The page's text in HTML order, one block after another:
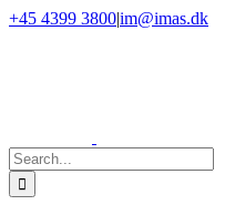
Skip
Facebook
LinkedIn
YouTube
+45 4399 3800|im@imas.dk
Search
for: